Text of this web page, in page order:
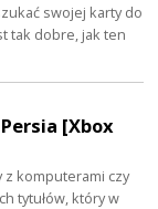
swojej karty do
tak dobre, jak ten
[Xbox
z komputerami czy
tytułów, który w